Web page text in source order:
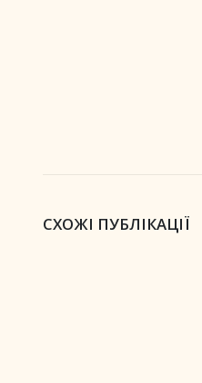
СХОЖІ ПУБЛІКАЦІЇ